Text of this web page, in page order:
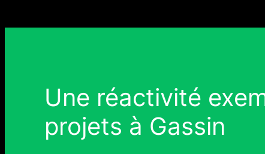
Une réactivité
projets à Gassin